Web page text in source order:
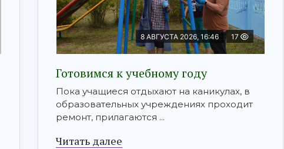
8 АВГУСТА 2026, 16:46 17
Готовимся к учебному году
Пока учащиеся отдыхают на каникулах, в
образовательных учреждениях проходит
ремонт, прилагаются ...
Читать далее